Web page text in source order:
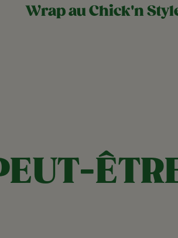
Wrap au Chick'n